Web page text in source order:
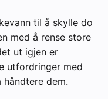
til å skylle do
med å rense store
ut igjen er
utfordringer med
dem.